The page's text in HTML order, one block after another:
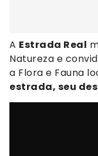
A Estrada Real
Natureza e
a Flora e Fauna
estrada, seu